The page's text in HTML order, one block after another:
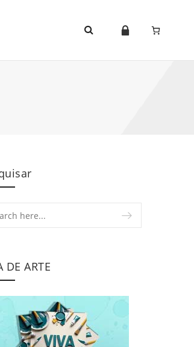
DE ARTE